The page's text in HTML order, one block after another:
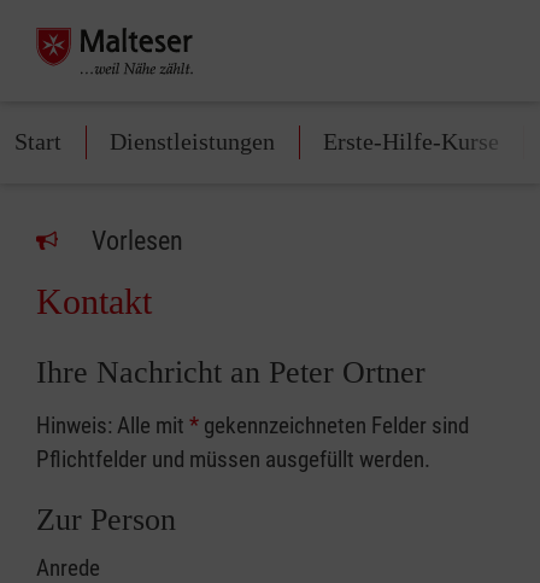
Start Dienstleistungen Erste-Hilfe-Kurse
Vorlesen
Kontakt
Ihre Nachricht an Peter Ortner
Hinweis: Alle mit * gekennzeichneten Felder sind
Pflichtfelder und müssen ausgefüllt werden.
Zur Person
Anrede